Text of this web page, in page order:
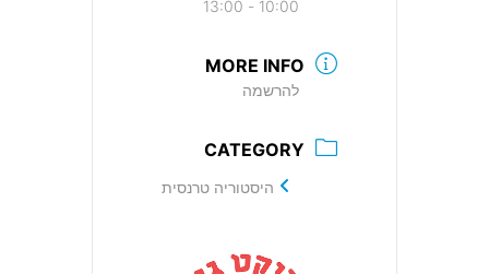
10:00 - 13:00
MORE INFO
להרשמה
CATEGORY
היסטוריה טרנסית